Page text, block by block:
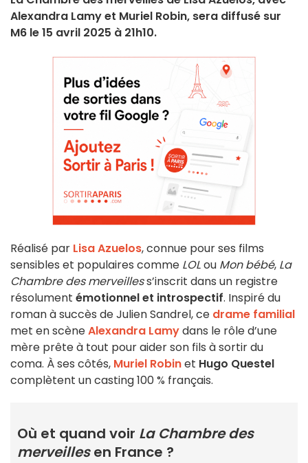
Alexandra Lamy et Muriel Robin, sera diffusé sur
M6 le 15 avril 2025 à 21h10.
Réalisé par Lisa Azuelos, connue pour ses films
sensibles et populaires comme LOLou Mon bébé, La
Chambre des merveilless’inscrit dans un registre
résolument émotionnel et introspectif. Inspiré du
roman à succès de Julien Sandrel, ce drame familial
met en scèneAlexandra Lamydans le rôle d’une
mère prête à tout pour aider son fils à sortir du
coma. À ses côtés, Muriel Robinet Hugo Questel
complètent un casting 100 % français.
Où et quand voir La Chambre des
merveillesen France ?